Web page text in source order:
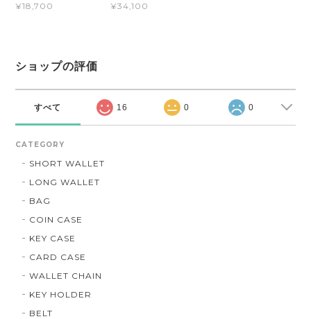
¥18,700
¥34,100
ショップの評価
すべて 16 0 0
CATEGORY
SHORT WALLET
LONG WALLET
BAG
COIN CASE
KEY CASE
CARD CASE
WALLET CHAIN
KEY HOLDER
BELT